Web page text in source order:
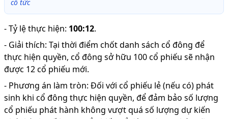
cổ tức
-Tỷ lệ thực hiện: 100:12.
- Giải thích: Tại thời điểm chốt danh sách cổ đông để
thực hiện quyền, cổ đông sở hữu 100 cổ phiếu sẽ nhận
được 12 cổ phiếu mới.
- Phương án làm tròn: Đối với cổ phiếu lẻ (nếu có) phát
sinh khi cổ đông thực hiện quyền, để đảm bảo số lượng
cổ phiếu phát hành không vượt quá số lượng dự kiến